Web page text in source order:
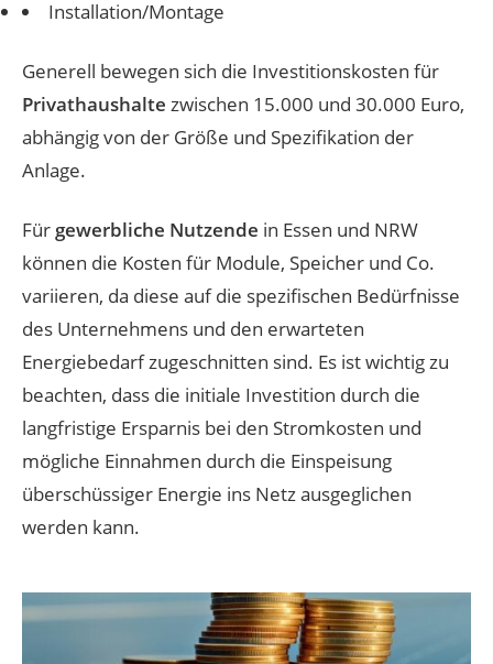
Installation/Montage
Generell bewegen sich die Investitionskosten für
Privathaushalte zwischen 15.000 und 30.000 Euro,
abhängig von der Größe und Spezifikation der
Anlage.
Für gewerbliche Nutzende in Essen und NRW
können die Kosten für Module, Speicher und Co.
variieren, da diese auf die spezifischen Bedürfnisse
des Unternehmens und den erwarteten
Energiebedarf zugeschnitten sind. Es ist wichtig zu
beachten, dass die initiale Investition durch die
langfristige Ersparnis bei den Stromkosten und
mögliche Einnahmen durch die Einspeisung
überschüssiger Energie ins Netz ausgeglichen
werden kann.